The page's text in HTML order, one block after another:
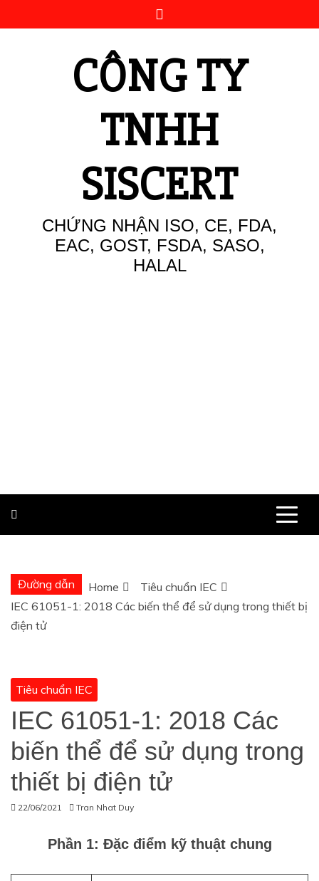
to
CÔNG TY
TNHH
SISCERT
CHỨNG NHẬN ISO, CE, FDA,
EAC, GOST, FSDA, SASO,
HALAL
Đường dẫn Home
Tiêu chuẩn IEC
IEC 61051-1: 2018 Các biến thể để sử dụng trong thiết bị
điện tử
Tiêu chuẩn IEC
IEC 61051-1: 2018 Các
biến thể để sử dụng trong
thiết bị điện tử
22/06/2021 Tran Nhat Duy
Phần 1: Đặc điểm kỹ thuật chung